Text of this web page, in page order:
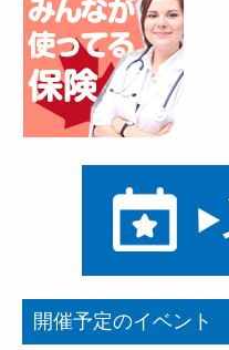
開催予定のイベント